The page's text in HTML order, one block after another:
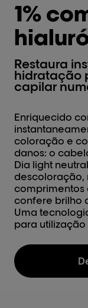
1%
Restaura
hidratação
capilar
Enriquecido
coloração e
danos: o
Dia light
descoloração,
comprimentos
confere brilho
Uma
para utilização